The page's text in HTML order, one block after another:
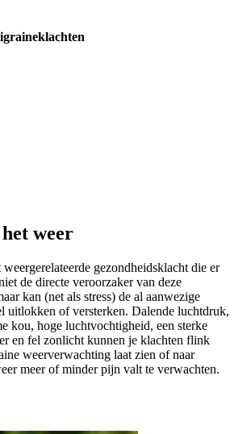
weer
gezondheidsklacht die er
de directe veroorzaker van deze
kan (net als stress) de al aanwezige
uitlokken of versterken. Dalende luchtdruk,
kou, hoge luchtvochtigheid, een sterke
en fel zonlicht kunnen je klachten flink
weerverwachting laat zien of naar
meer of minder pijn valt te verwachten.